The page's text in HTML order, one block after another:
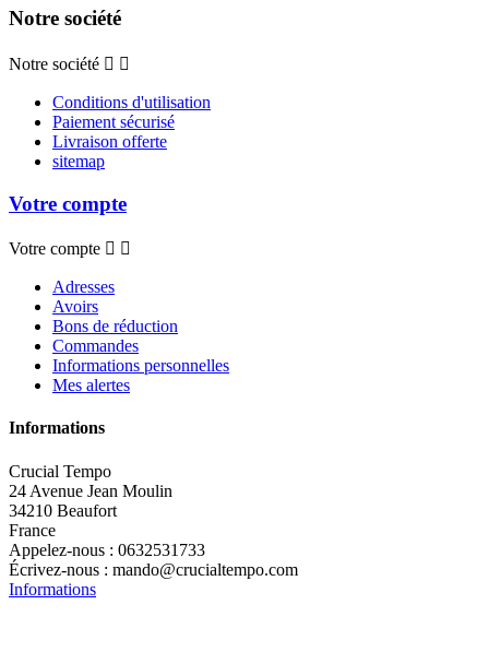
Notre société
Notre société  
Conditions d'utilisation
Paiement sécurisé
Livraison offerte
sitemap
Votre compte
Votre compte  
Adresses
Avoirs
Bons de réduction
Commandes
Informations personnelles
Mes alertes
Informations
Crucial Tempo
24 Avenue Jean Moulin
34210 Beaufort
France
Appelez-nous : 0632531733
Écrivez-nous : mando@crucialtempo.com
Informations